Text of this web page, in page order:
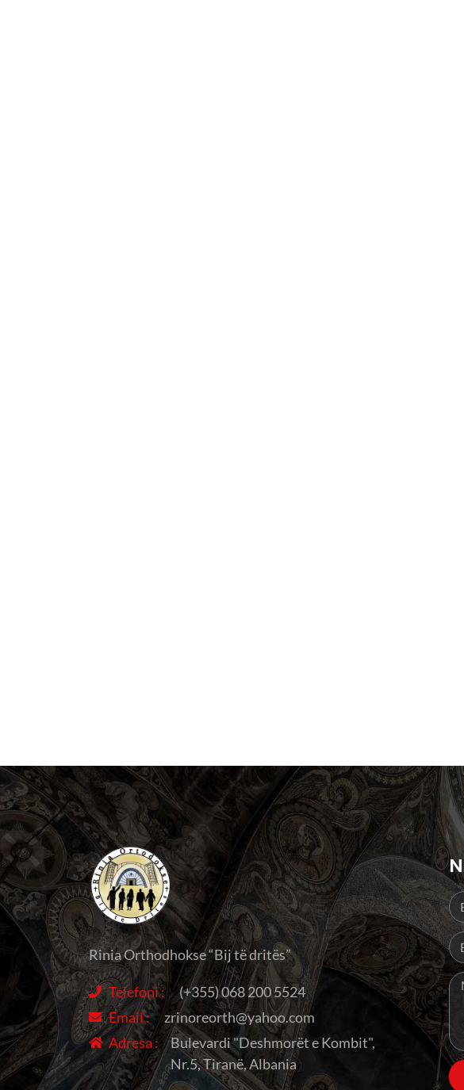
Rinia Orthodhokse “Bij të dritës”
Telefoni :
(+355) 068 200 5524
Email :
zrinoreorth@yahoo.com
Adresa :
Bulevardi "Deshmorët e Kombit",
Nr.5, Tiranë, Albania